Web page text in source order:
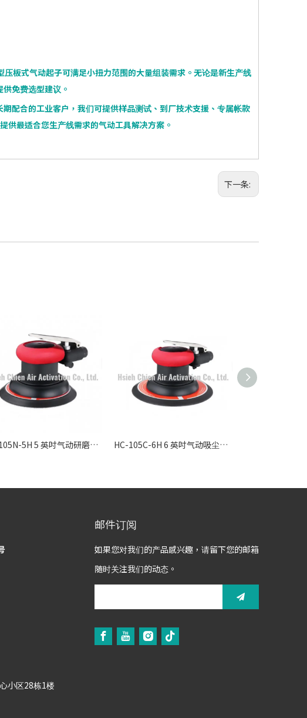
板式气动起子可满足小扭力范围的大量组装需求。无论是新生产线
免费选型建议。
配合的工业客户，我们可提供样品测试、到厂技术支援、专属帐款
供最适合您生产线需求的气动工具解决方案。
下一条:
HC-105N-5H 5 英吋气动研磨机系列 – 轻量高速精密抛光解决方案 HC-105C-6H 6 英吋气动吸尘研磨机系列 – 大面积低尘环保打磨解决方案
小区28栋1楼
邮件订阅
如果您对我们的产品感兴趣，请留下您的邮箱
随时关注我们的动态。